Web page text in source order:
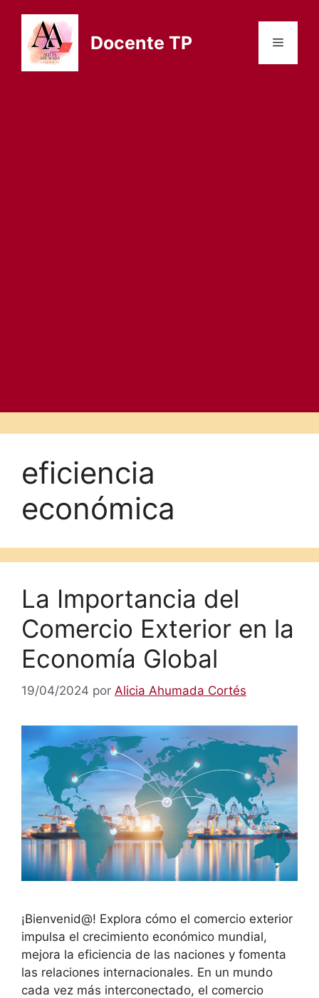
contenido
Docente TP Menú
eficiencia
económica
La Importancia del
Comercio Exterior en la
Economía Global
19/04/2024 por Alicia Ahumada Cortés
¡Bienvenid@! Explora cómo el comercio exterior
impulsa el crecimiento económico mundial,
mejora la eficiencia de las naciones y fomenta
las relaciones internacionales. En un mundo
cada vez más interconectado, el comercio